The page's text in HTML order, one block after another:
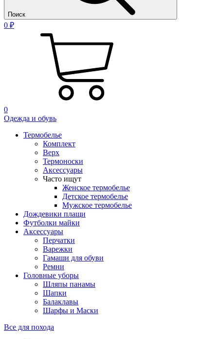
Поиск
0 ₽
0
Одежда и обувь
Термобелье
Комплект
Верх
Термоноски
Аксессуары
Часто ищут
Женское термобелье
Детское термобелье
Мужское термобелье
Дождевики плащи
Футболки майки
Аксессуары
Перчатки
Варежки
Гамаши для обуви
Ремни
Головные уборы
Шляпы панамы
Шапки
Балаклавы
Шарфы и Маски
Все для похода